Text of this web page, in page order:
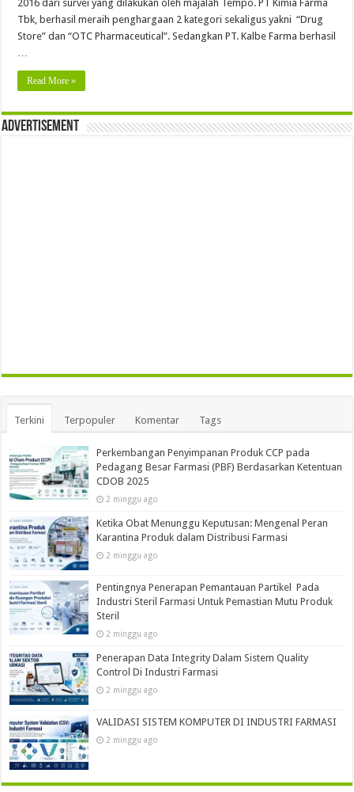
2016 dari survei yang dilakukan oleh majalah Tempo. PT Kimia Farma
Tbk, berhasil meraih penghargaan 2 kategori sekaligus yakni “Drug
Store” dan “OTC Pharmaceutical”. Sedangkan PT. Kalbe Farma berhasil
…
Read More »
Advertisement
Terkini Terpopuler Komentar Tags
Perkembangan Penyimpanan Produk CCP pada
Pedagang Besar Farmasi (PBF) Berdasarkan Ketentuan
CDOB 2025
2 minggu ago
Ketika Obat Menunggu Keputusan: Mengenal Peran
Karantina Produk dalam Distribusi Farmasi
2 minggu ago
Pentingnya Penerapan Pemantauan Partikel Pada
Industri Steril Farmasi Untuk Pemastian Mutu Produk
Steril
2 minggu ago
Penerapan Data Integrity Dalam Sistem Quality
Control Di Industri Farmasi
2 minggu ago
VALIDASI SISTEM KOMPUTER DI INDUSTRI FARMASI
2 minggu ago